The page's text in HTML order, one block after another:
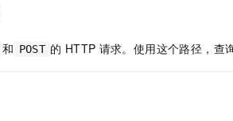
和 POST 的 HTTP 请求。使用这个路径，查